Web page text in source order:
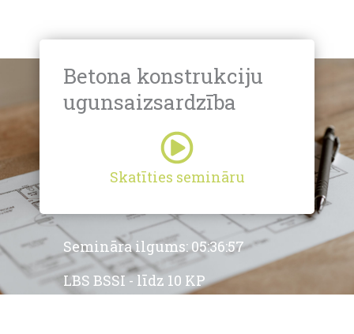
Betona konstrukciju
ugunsaizsardzība
Skatīties semināru
Semināra ilgums: 05:36:57
LBS BSSI - līdz 10 KP